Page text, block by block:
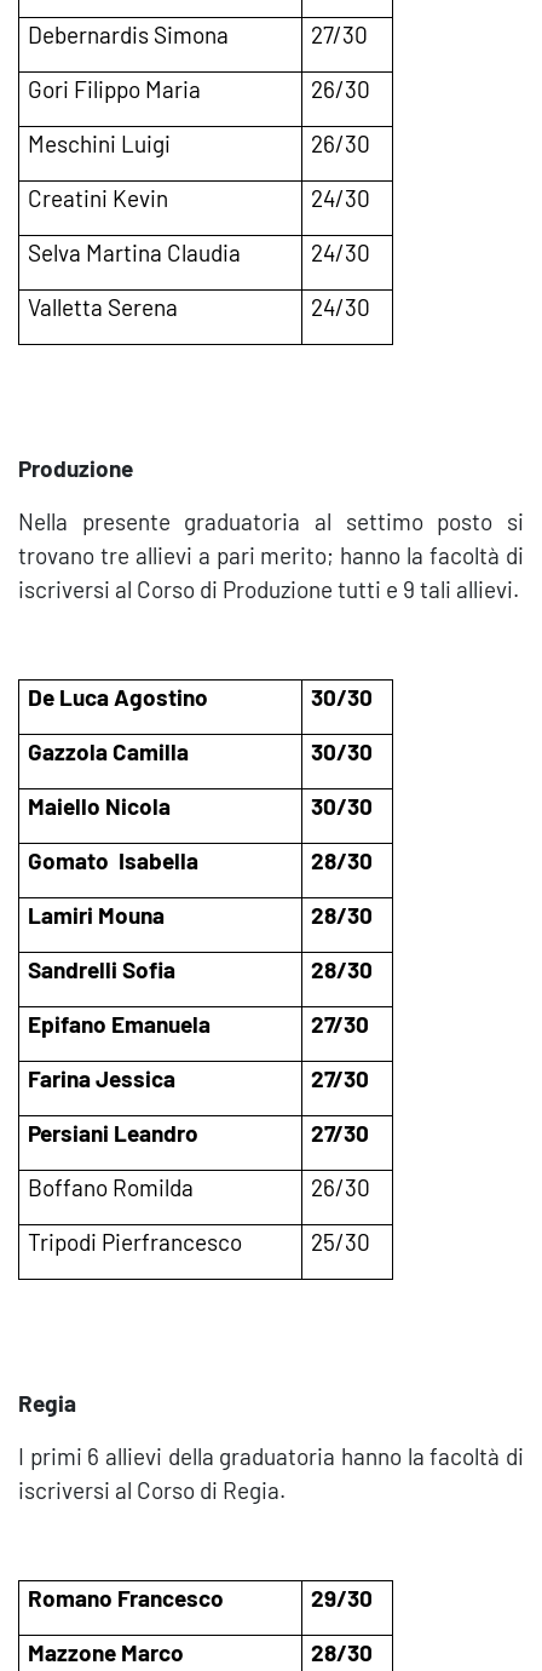
Debernardis Simona
27/30
Gori Filippo Maria
26/30
Meschini Luigi
26/30
Creatini Kevin
24/30
Selva Martina Claudia
24/30
Valletta Serena
24/30
Produzione
Nella presente graduatoria al settimo posto si
trovano tre allievi a pari merito; hanno la facoltà di
iscriversi al Corso di Produzione tutti e 9 tali allievi.
De Luca Agostino
30/30
Gazzola Camilla
30/30
Maiello Nicola
30/30
Gomato Isabella
28/30
Lamiri Mouna
28/30
Sandrelli Sofia
28/30
Epifano Emanuela
27/30
Farina Jessica
27/30
Persiani Leandro
27/30
Boffano Romilda
26/30
Tripodi Pierfrancesco
25/30
Regia
I primi 6 allievi della graduatoria hanno la facoltà di
iscriversi al Corso di Regia.
Romano Francesco
29/30
Mazzone Marco
28/30